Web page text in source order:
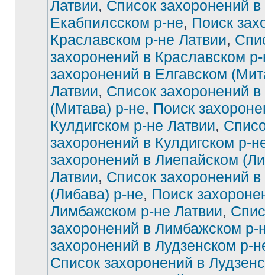
Нет
непрочитанных
сообщений
Латвии, Список захоронений в
Екабпилсском р-не, Поиск
Краславском р-не Латвии,
захоронений в Краславском
захоронений в Елгавском
Латвии, Список захоронений
(Митава) р-не, Поиск
Кулдигском р-не Латвии,
захоронений в Кулдигском р-
захоронений в Лиепайском
Латвии, Список захоронений
(Либава) р-не, Поиск
Лимбажском р-не Латвии,
захоронений в Лимбажском р-
захоронений в Лудзенском р-
Список захоронений в